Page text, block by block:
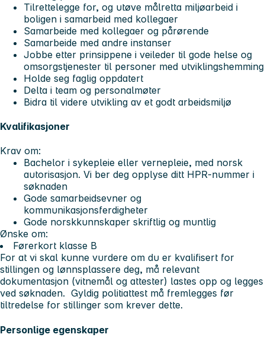
Tilrettelegge for, og utøve målretta miljøarbeid i
boligen i samarbeid med kollegaer
Samarbeide med kollegaer og pårørende
Samarbeide med andre instanser
Jobbe etter prinsippene i veileder til gode helse og
omsorgstjenester til personer med utviklingshemming
Holde seg faglig oppdatert
Delta i team og personalmøter
Bidra til videre utvikling av et godt arbeidsmiljø
Kvalifikasjoner
Krav om:
Bachelor i sykepleie eller vernepleie, med norsk
autorisasjon. Vi ber deg opplyse ditt HPR-nummer i
søknaden
Gode samarbeidsevner og
kommunikasjonsferdigheter
Gode norskkunnskaper skriftlig og muntlig
Ønske om:
Førerkort klasse B
For at vi skal kunne vurdere om du er kvalifisert for
stillingen og lønnsplassere deg, må relevant
dokumentasjon (vitnemål og attester) lastes opp og legges
ved søknaden. Gyldig politiattest må fremlegges før
tiltredelse for stillinger som krever dette.
Personlige egenskaper